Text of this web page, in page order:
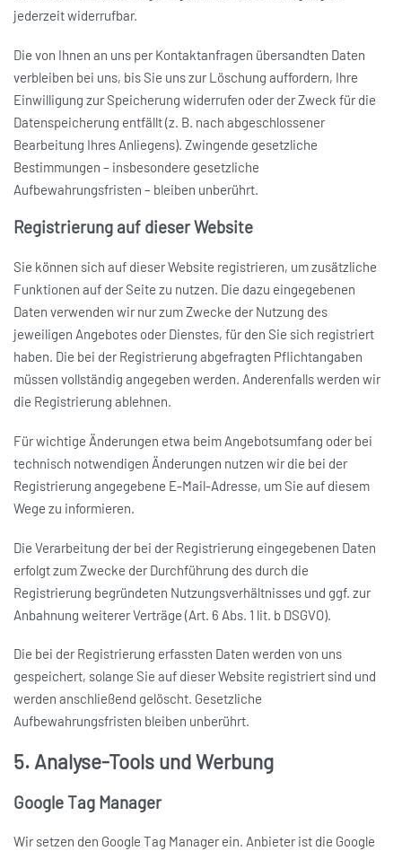
jederzeit widerrufbar.
Die von Ihnen an uns per Kontaktanfragen übersandten Daten
verbleiben bei uns, bis Sie uns zur Löschung auffordern, Ihre
Einwilligung zur Speicherung widerrufen oder der Zweck für die
Datenspeicherung entfällt (z. B. nach abgeschlossener
Bearbeitung Ihres Anliegens). Zwingende gesetzliche
Bestimmungen – insbesondere gesetzliche
Aufbewahrungsfristen – bleiben unberührt.
Registrierung auf dieser Website
Sie können sich auf dieser Website registrieren, um zusätzliche
Funktionen auf der Seite zu nutzen. Die dazu eingegebenen
Daten verwenden wir nur zum Zwecke der Nutzung des
jeweiligen Angebotes oder Dienstes, für den Sie sich registriert
haben. Die bei der Registrierung abgefragten Pflichtangaben
müssen vollständig angegeben werden. Anderenfalls werden wir
die Registrierung ablehnen.
Für wichtige Änderungen etwa beim Angebotsumfang oder bei
technisch notwendigen Änderungen nutzen wir die bei der
Registrierung angegebene E-Mail-Adresse, um Sie auf diesem
Wege zu informieren.
Die Verarbeitung der bei der Registrierung eingegebenen Daten
erfolgt zum Zwecke der Durchführung des durch die
Registrierung begründeten Nutzungsverhältnisses und ggf. zur
Anbahnung weiterer Verträge (Art. 6 Abs. 1 lit. b DSGVO).
Die bei der Registrierung erfassten Daten werden von uns
gespeichert, solange Sie auf dieser Website registriert sind und
werden anschließend gelöscht. Gesetzliche
Aufbewahrungsfristen bleiben unberührt.
5. Analyse-Tools und Werbung
Google Tag Manager
Wir setzen den Google Tag Manager ein. Anbieter ist die Google